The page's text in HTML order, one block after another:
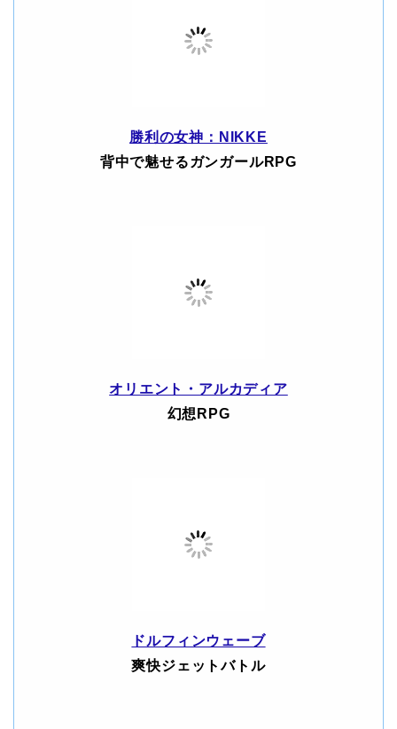
勝利の女神：NIKKE
背中で魅せるガンガールRPG
オリエント・アルカディア
幻想RPG
ドルフィンウェーブ
爽快ジェットバトル